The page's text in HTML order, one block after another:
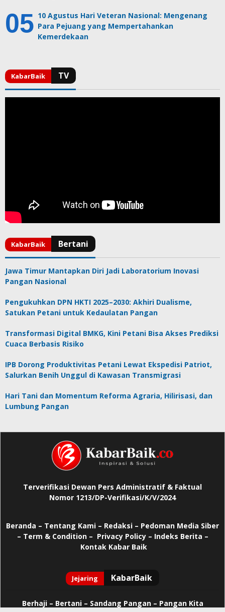
10 Agustus Hari Veteran Nasional: Mengenang
Para Pejuang yang Mempertahankan
Kemerdekaan
Jawa Timur Mantapkan Diri Jadi Laboratorium Inovasi
Pangan Nasional
Pengukuhkan DPN HKTI 2025–2030: Akhiri Dualisme,
Satukan Petani untuk Kedaulatan Pangan
Transformasi Digital BMKG, Kini Petani Bisa Akses Prediksi
Cuaca Berbasis Risiko
IPB Dorong Produktivitas Petani Lewat Ekspedisi Patriot,
Salurkan Benih Unggul di Kawasan Transmigrasi
Hari Tani dan Momentum Reforma Agraria, Hilirisasi, dan
Lumbung Pangan
Terverifikasi Dewan Pers Administratif & Faktual
Nomor 1213/DP-Verifikasi/K/V/2024
Beranda – Tentang Kami – Redaksi – Pedoman Media Siber
– Term & Condition – Privacy Policy– Indeks Berita –
Kontak Kabar Baik
Berhaji– Bertani – Sandang Pangan – Pangan Kita